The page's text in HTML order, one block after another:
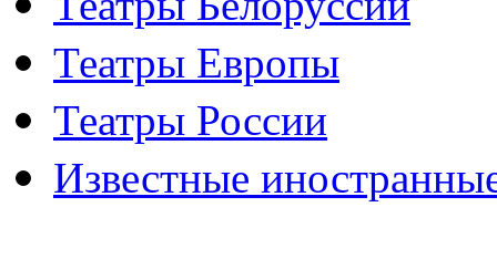
Театры Европы
Театры России
Известные